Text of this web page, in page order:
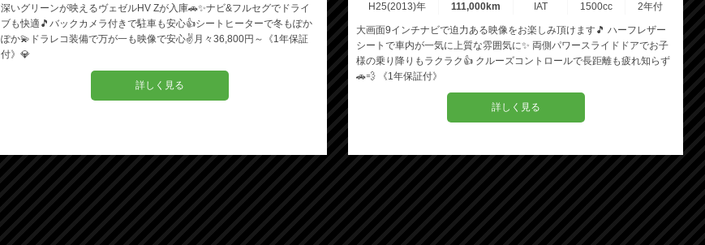
深いグリーンが映えるヴェゼルHV Zが入庫🚗✨ナビ&フルセグでドライ
ブも快適🎵バックカメラ付きで駐車も安心👍シートヒーターで冬もぽか
ぽか💫ドラレコ装備で万が一も映像で安心✌️月々36,800円～《1年保証
付》💎
詳しく見る
H25(2013)年
111,000km
IAT
1500cc
2年付
大画面9インチナビで迫力ある映像をお楽しみ頂けます🎵 ハーフレザー
シートで車内が一気に上質な雰囲気に✨ 両側パワースライドドアでお子
様の乗り降りもラクラク👍 クルーズコントロールで長距離も疲れ知らず
🚗💨 《1年保証付》
詳しく見る